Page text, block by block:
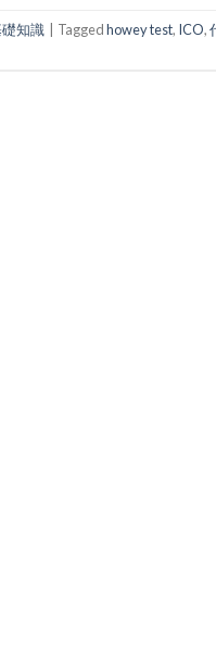
知識 Taggedhowey test, ICO,